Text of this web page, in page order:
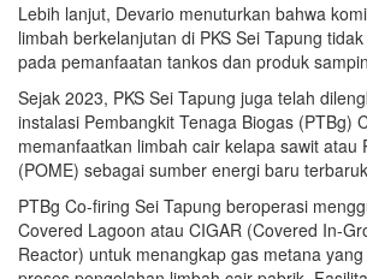
Lebih lanjut, Devario menuturkan bahwa
limbah berkelanjutan di PKS Sei Tapung
pada pemanfaatan tankos dan produk
Sejak 2023, PKS Sei Tapung juga telah
instalasi Pembangkit Tenaga Biogas (PTBg)
memanfaatkan limbah cair kelapa sawit atau
(POME) sebagai sumber energi baru
PTBg Co-firing Sei Tapung beroperasi
Covered Lagoon atau CIGAR (Covered In-
Reactor) untuk menangkap gas metana